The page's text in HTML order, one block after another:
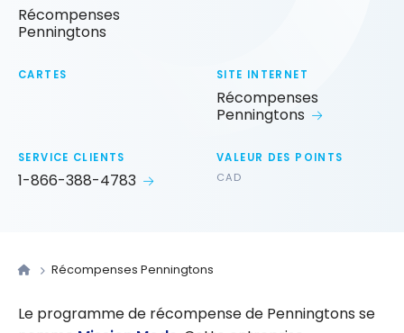
Récompenses
Penningtons
CARTES SITE INTERNET
Récompenses
Penningtons
SERVICE CLIENTS
1-866-388-4783
VALEUR DES POINTS
CAD
Récompenses Penningtons
Le programme de récompense de Penningtons se